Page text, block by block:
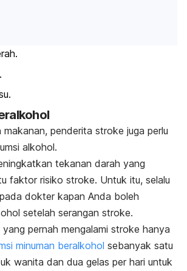
makanan, penderita stroke juga perlu
alkohol.
tekanan darah yang
faktor risiko stroke. Untuk itu, selalu
dokter kapan Anda boleh
setelah serangan stroke.
yang pernah mengalami stroke hanya
minuman beralkohol sebanyak satu
wanita dan dua gelas per hari untuk